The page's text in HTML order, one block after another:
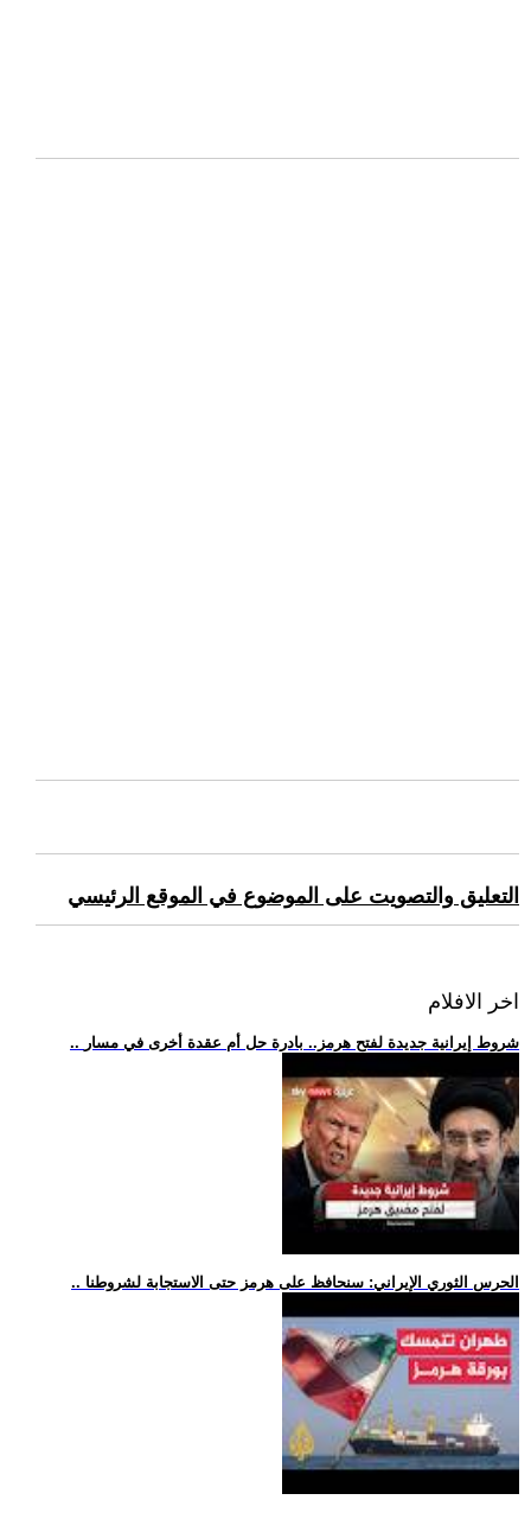
التعليق والتصويت على الموضوع في الموقع الرئيسي
اخر الافلام
.. شروط إيرانية جديدة لفتح هرمز.. بادرة حل أم عقدة أخرى في مسار
.. الحرس الثوري الإيراني: سنحافظ على هرمز حتى الاستجابة لشروطنا